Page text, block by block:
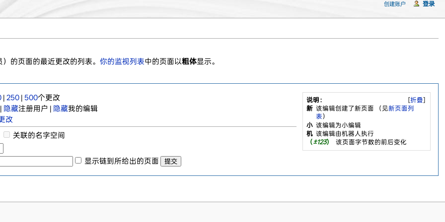
的页面的最近更改的列表。 你的监视列表中的页面以粗体显示。
[折叠]
说明：
新 该编辑创建了新页面 （见新页面列
表）
小 该编辑为小编辑
机 该编辑由机器人执行
（±123） 该页面字节数的前后变化
| 250| 500个更改
隐藏注册用户 | 隐藏我的编辑
改
关联的名字空间
显示链到所给出的页面
创建账户 登录